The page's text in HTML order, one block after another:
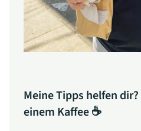
Meine Tipps helfen
einem Kaffee ☕